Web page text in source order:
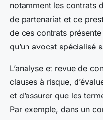
notamment les contrats
de partenariat et de
de ces contrats
qu’un avocat spécialisé
L’analyse et revue de
clauses à risque,
et d’assurer que les
Par exemple, dans un